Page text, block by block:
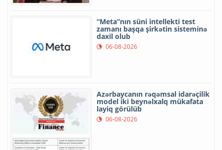
“Meta”nın süni intellekti test
zamanı başqa şirkətin sisteminə
daxil olub
06-08-2026
Azərbaycanın rəqəmsal idarəçilik
model iki beynəlxalq mükafata
layiq görülüb
06-08-2026